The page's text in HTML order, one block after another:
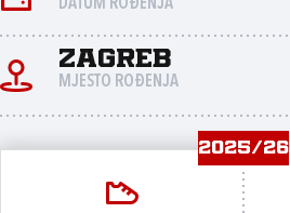
DATUM ROĐENJA
Zagreb
MJESTO ROĐENJA
2025/26